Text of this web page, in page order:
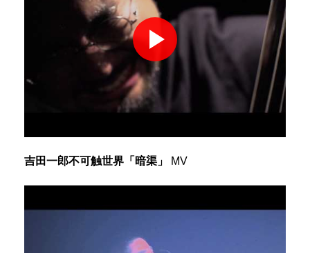
‪吉田一郎不可触世界「暗渠‬」 MV